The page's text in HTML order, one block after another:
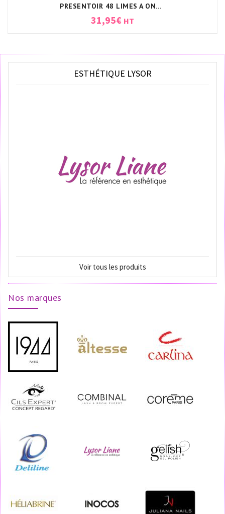
PRESENTOIR 48 LIMES A ONGLES FUNNY
31,95€ HT
ESTHÉTIQUE LYSOR
Voir tous les produits
Nos marques